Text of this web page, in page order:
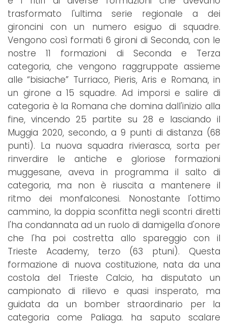
trasformato l'ultima serie regionale a dei
gironcini con un numero esiguo di squadre.
Vengono così formati 6 gironi di Seconda, con le
nostre 11 formazioni di Seconda e Terza
categoria, che vengono raggruppate assieme
alle “bisiache” Turriaco, Pieris, Aris e Romana, in
un girone a 15 squadre. Ad imporsi e salire di
categoria è la Romana che domina dall'inizio alla
fine, vincendo 25 partite su 28 e lasciando il
Muggia 2020, secondo, a 9 punti di distanza (68
punti). La nuova squadra rivierasca, sorta per
rinverdire le antiche e gloriose formazioni
muggesane, aveva in programma il salto di
categoria, ma non è riuscita a mantenere il
ritmo dei monfalconesi. Nonostante l'ottimo
cammino, la doppia sconfitta negli scontri diretti
l'ha condannata ad un ruolo di damigella d'onore
che l'ha poi costretta allo spareggio con il
Trieste Academy, terzo (63 ptuni). Questa
formazione di nuova costituzione, nata da una
costola del Trieste Calcio, ha disputato un
campionato di rilievo e quasi insperato, ma
guidata da un bomber straordinario per la
categoria come Paliaga. ha saputo scalare